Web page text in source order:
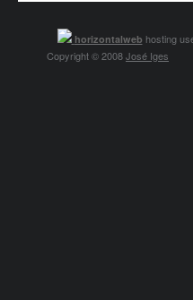
horizontalweb hosting
Copyright © 2008José Iges